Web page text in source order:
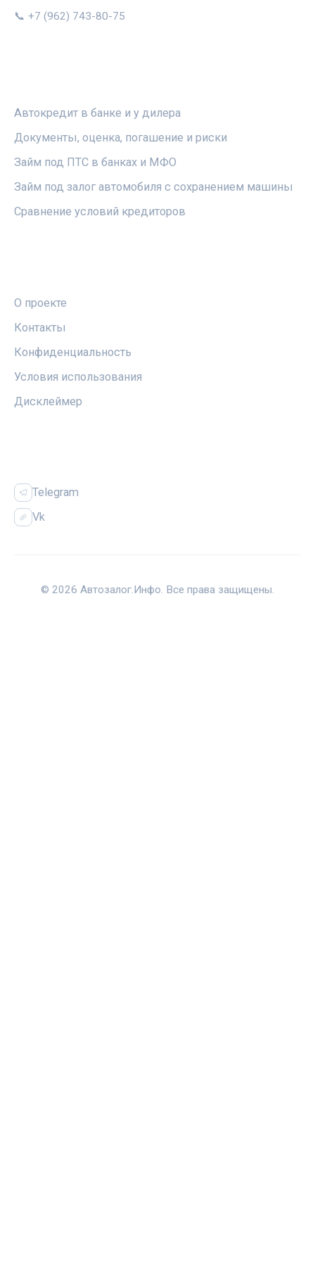
📞 +7 (962) 743-80-75
Автокредит в банке и у дилера
Документы, оценка, погашение и риски
Займ под ПТС в банках и МФО
Займ под залог автомобиля с сохранением машины
Сравнение условий кредиторов
О проекте
Контакты
Конфиденциальность
Условия использования
Дисклеймер
Telegram
Vk
© 2026 Автозалог.Инфо. Все права защищены.